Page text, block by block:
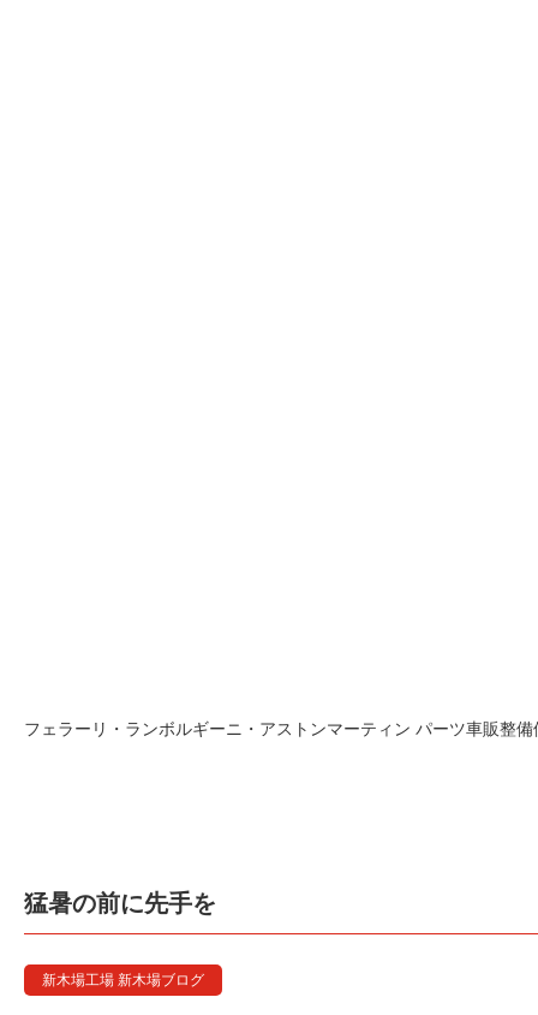
フェラーリ・ランボルギーニ・アストンマーティン パーツ車販整
猛暑の前に先手を
新木場工場 新木場ブログ